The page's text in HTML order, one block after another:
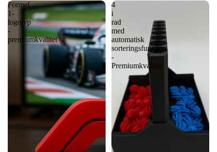
Formel
1-
logotyp
-
premiumkvalitet
4
i
rad
med
automatisk
sorteringsfunktion
-
Premiumkvalitet